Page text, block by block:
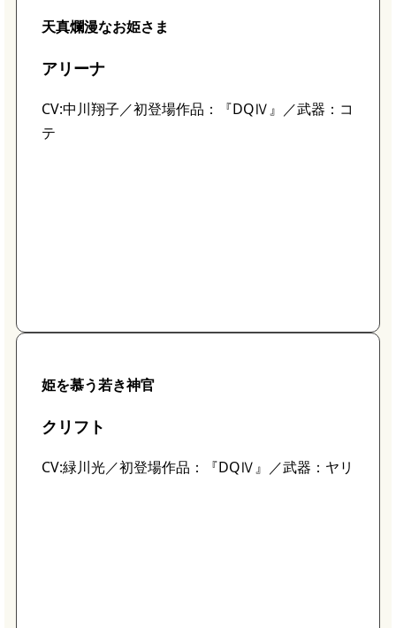
天真爛漫なお姫さま
アリーナ
CV:中川翔子／初登場作品：『DQⅣ』／武器：コ
テ
姫を慕う若き神官
クリフト
CV:緑川光／初登場作品：『DQⅣ』／武器：ヤリ